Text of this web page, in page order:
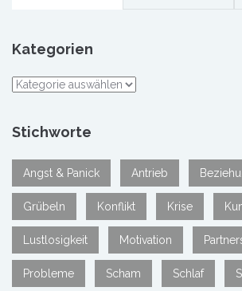
Kategorien
Kategorien
Stichworte
Angst & Panick Antrieb
Grübeln Konflikt Krise
Lustlosigkeit Motivation
Probleme Scham Schlaf